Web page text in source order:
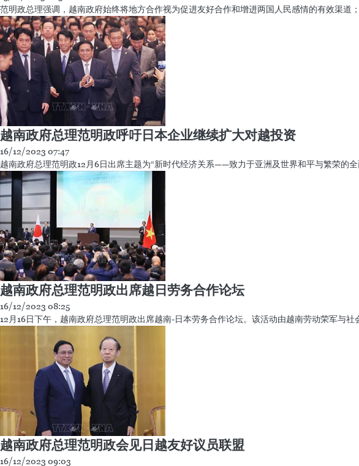
领域合作全面且活跃地发展。 日本被评为东盟可靠和有效的合作伙伴、第二大外国直接投资
范明政总理访问日本群马县
15/12/2023 12:31
范明政总理强调，越南政府始终将地方合作视为促进友好合作和增进两国人民感情的有效渠
越南政府总理范明政呼吁日本企业继续扩大对越投资
16/12/2023 07:47
越南政府总理范明政12月6日出席主题为“新时代经济关系——致力于亚洲及世界和平与繁荣的
越南政府总理范明政出席越日劳务合作论坛
16/12/2023 08:25